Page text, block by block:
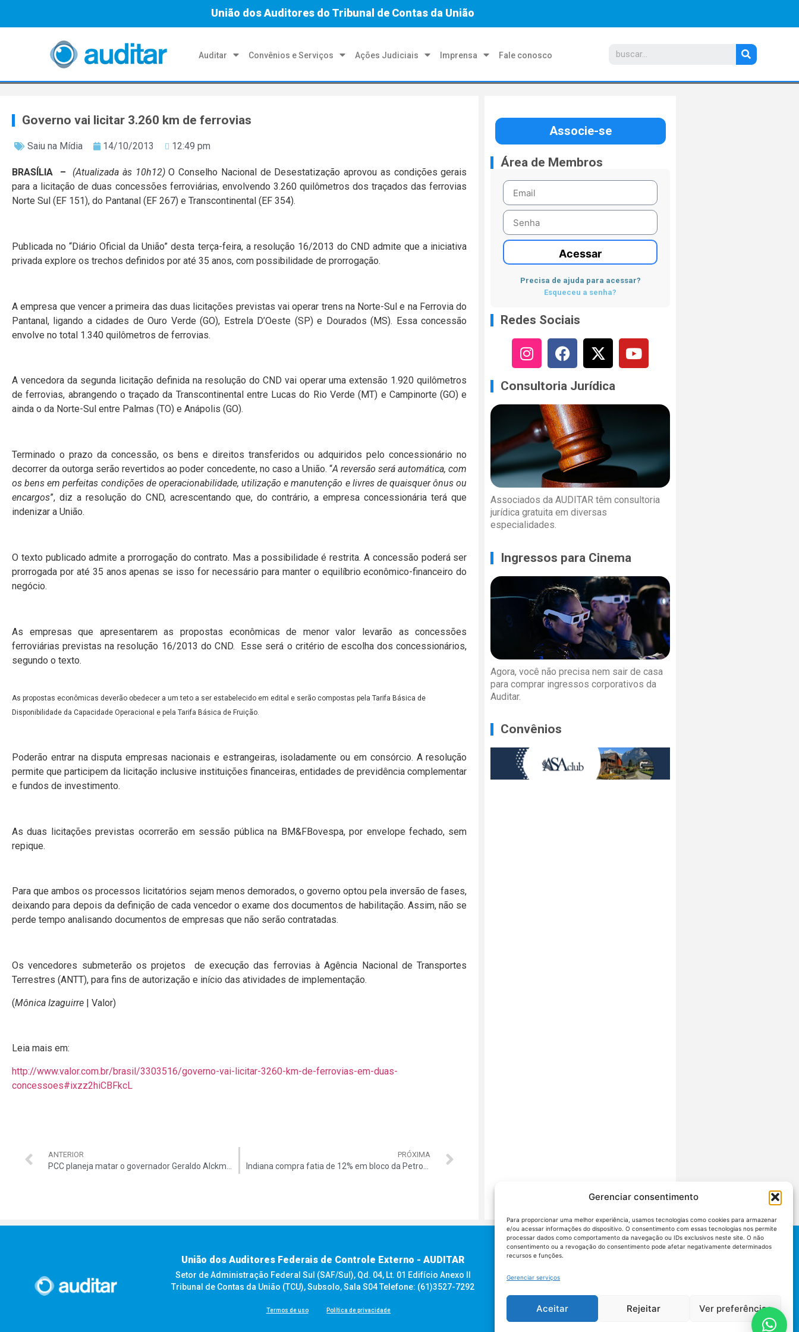
Gerenciar consentimento
Para proporcionar uma melhor experiência, usamos tecnologias como cookies para armazenar
e/ou acessar informações do dispositivo. O consentimento com essas tecnologias nos permite
processar dados como comportamento da navegação ou IDs exclusivos neste site. O não
consentimento ou a revogação do consentimento pode afetar negativamente determinados
recursos e funções.
Gerenciar serviços
Aceitar Rejeitar Ver preferências
União dos Auditores do Tribunal de Contas da União
Auditar Convênios e Serviços Ações Judiciais Imprensa Fale conosco
Governo vai licitar 3.260 km de ferrovias
Saiu na Mídia 14/10/2013 12:49 pm
BRASÍLIA – (Atualizada às 10h12)O Conselho Nacional de Desestatização aprovou as condições gerais
para a licitação de duas concessões ferroviárias, envolvendo 3.260 quilômetros dos traçados das ferrovias
Norte Sul (EF 151), do Pantanal (EF 267) e Transcontinental (EF 354).
Publicada no “Diário Oficial da União” desta terça-feira, a resolução 16/2013 do CND admite que a iniciativa
privada explore os trechos definidos por até 35 anos, com possibilidade de prorrogação.
A empresa que vencer a primeira das duas licitações previstas vai operar trens na Norte-Sul e na Ferrovia do
Pantanal, ligando a cidades de Ouro Verde (GO), Estrela D’Oeste (SP) e Dourados (MS). Essa concessão
envolve no total 1.340 quilômetros de ferrovias.
A vencedora da segunda licitação definida na resolução do CND vai operar uma extensão 1.920 quilômetros
de ferrovias, abrangendo o traçado da Transcontinental entre Lucas do Rio Verde (MT) e Campinorte (GO) e
ainda o da Norte-Sul entre Palmas (TO) e Anápolis (GO).
Terminado o prazo da concessão, os bens e direitos transferidos ou adquiridos pelo concessionário no
decorrer da outorga serão revertidos ao poder concedente, no caso a União. “A reversão será automática, com
os bens em perfeitas condições de operacionabilidade, utilização e manutenção e livres de quaisquer ônus ou
encargos”, diz a resolução do CND, acrescentando que, do contrário, a empresa concessionária terá que
indenizar a União.
O texto publicado admite a prorrogação do contrato. Mas a possibilidade é restrita. A concessão poderá ser
prorrogada por até 35 anos apenas se isso for necessário para manter o equilíbrio econômico-financeiro do
negócio.
As empresas que apresentarem as propostas econômicas de menor valor levarão as concessões
ferroviárias previstas na resolução 16/2013 do CND. Esse será o critério de escolha dos concessionários,
segundo o texto.
As propostas econômicas deverão obedecer a um teto a ser estabelecido em edital e serão compostas pela Tarifa Básica de
Disponibilidade da Capacidade Operacional e pela Tarifa Básica de Fruição.
Poderão entrar na disputa empresas nacionais e estrangeiras, isoladamente ou em consórcio. A resolução
permite que participem da licitação inclusive instituições financeiras, entidades de previdência complementar
e fundos de investimento.
As duas licitações previstas ocorrerão em sessão pública na BM&FBovespa, por envelope fechado, sem
repique.
Para que ambos os processos licitatórios sejam menos demorados, o governo optou pela inversão de fases,
deixando para depois da definição de cada vencedor o exame dos documentos de habilitação. Assim, não se
perde tempo analisando documentos de empresas que não serão contratadas.
Os vencedores submeterão os projetos de execução das ferrovias à Agência Nacional de Transportes
Terrestres (ANTT), para fins de autorização e início das atividades de implementação.
(Mônica Izaguirre | Valor)
Leia mais em:
http://www.valor.com.br/brasil/3303516/governo-vai-licitar-3260-km-de-ferrovias-em-duas-
concessoes#ixzz2hiCBFkcL
ANTERIOR PRÓXIMA
Associe-se
Área de Membros
Acessar
Precisa de ajuda para acessar?
Esqueceu a senha?
Redes Sociais
Consultoria Jurídica
Associados da AUDITAR têm consultoria
jurídica gratuita em diversas
especialidades.
Ingressos para Cinema
Agora, você não precisa nem sair de casa
para comprar ingressos corporativos da
Auditar.
Convênios
União dos Auditores Federais de Controle Externo - AUDITAR
Setor de Administração Federal Sul (SAF/Sul), Qd. 04, Lt. 01 Edifício Anexo II
Tribunal de Contas da União (TCU), Subsolo, Sala S04 Telefone: (61)3527-7292
Termos de uso Política de privacidade